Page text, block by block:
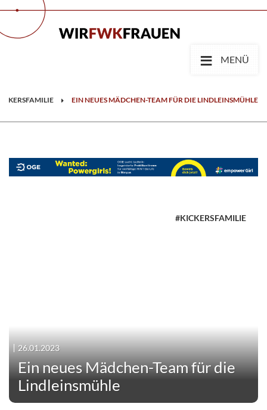
≡ MENÜ
EIN NEUES MÄDCHEN-TEAM FÜR DIE LINDLEINSMÜHLE
26.01.2023
Ein neues Mädchen-Team für die
Lindleinsmühle
#KICKERSFAMILIE